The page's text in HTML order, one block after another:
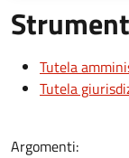
Tutela
Tutela
Argomenti: